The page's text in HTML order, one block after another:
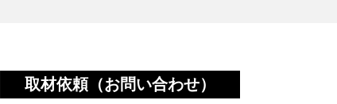
取材依頼（お問い合わせ）